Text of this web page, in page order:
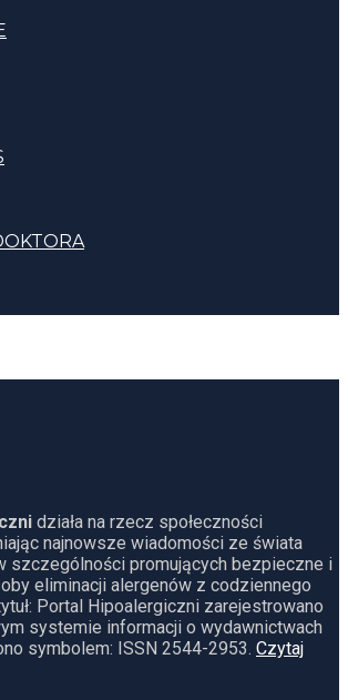
działa na rzecz społeczności
najnowsze wiadomości ze świata
szczególności promujących bezpieczne i
eliminacji alergenów z codziennego
Portal Hipoalergiczni zarejestrowano
systemie informacji o wydawnictwach
symbolem: ISSN 2544-2953. Czytaj